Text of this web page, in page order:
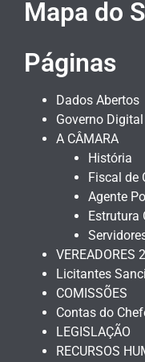
Mapa do
Páginas
Dados Abertos
Governo Digital
A CÂMARA
História
Fiscal de
Agente
Estrutura
VEREADORES
Licitantes
COMISSÕES
Contas do
LEGISLAÇÃO
RECURSOS